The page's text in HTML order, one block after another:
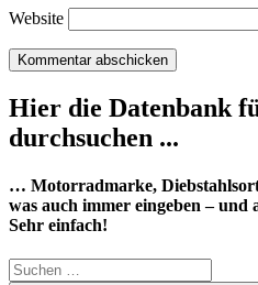
Website
Hier die Datenbank
durchsuchen ...
… Motorradmarke,
was auch immer eingeben –
Sehr einfach!
Suchen